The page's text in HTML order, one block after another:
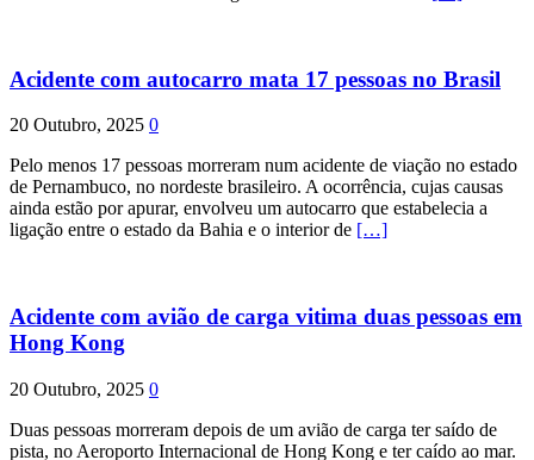
Acidente com autocarro mata 17 pessoas no Brasil
20 Outubro, 2025 0
Pelo menos 17 pessoas morreram num acidente de viação no estado
de Pernambuco, no nordeste brasileiro. A ocorrência, cujas causas
ainda estão por apurar, envolveu um autocarro que estabelecia a
ligação entre o estado da Bahia e o interior de […]
Acidente com avião de carga vitima duas pessoas em
Hong Kong
20 Outubro, 2025 0
Duas pessoas morreram depois de um avião de carga ter saído de
pista, no Aeroporto Internacional de Hong Kong e ter caído ao mar.